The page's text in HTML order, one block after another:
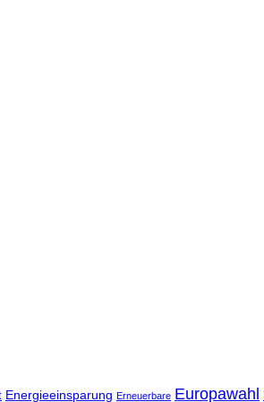
Energieeinsparung Erneuerbare Europawahl